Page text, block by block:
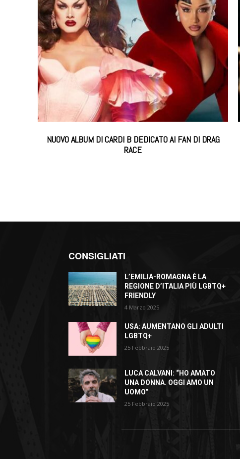
NUOVO ALBUM DI CARDI B DEDICATO AI FAN DI DRAG
RACE
CONSIGLIATI
L’EMILIA-ROMAGNA È LA
REGIONE D’ITALIA PIÙ LGBTQ+
FRIENDLY
4 Marzo 2025
USA: AUMENTANO GLI ADULTI
LGBTQ+
25 Febbraio 2025
LUCA CALVANI: “HO AMATO
UNA DONNA. OGGI AMO UN
UOMO”
25 Febbraio 2025